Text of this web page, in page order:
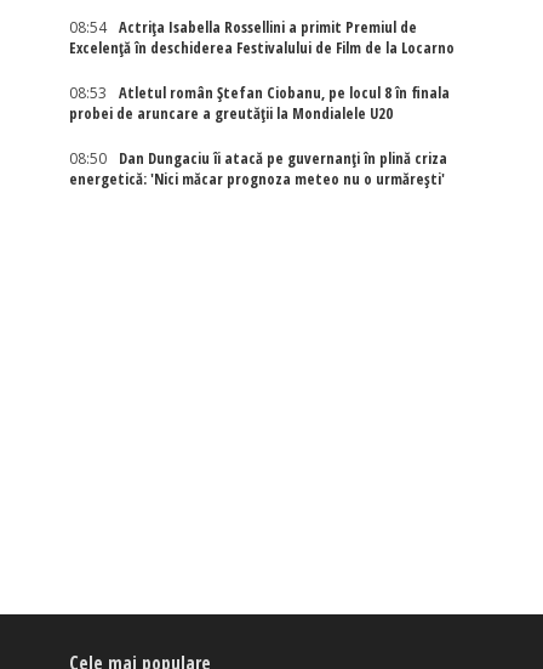
08:54
Actriţa Isabella Rossellini a primit Premiul de
Excelenţă în deschiderea Festivalului de Film de la Locarno
08:53
Atletul român Ștefan Ciobanu, pe locul 8 în finala
probei de aruncare a greutății la Mondialele U20
08:50
Dan Dungaciu îi atacă pe guvernanți în plină criza
energetică: 'Nici măcar prognoza meteo nu o urmărești'
Cele mai populare